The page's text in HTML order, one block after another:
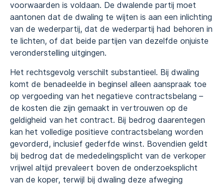
voorwaarden is voldaan. De dwalende partij moet
aantonen dat de dwaling te wijten is aan een inlichting
van de wederpartij, dat de wederpartij had behoren in
te lichten, of dat beide partijen van dezelfde onjuiste
veronderstelling uitgingen.
Het rechtsgevolg verschilt substantieel. Bij dwaling
komt de benadeelde in beginsel alleen aanspraak toe
op vergoeding van het negatieve contractsbelang –
de kosten die zijn gemaakt in vertrouwen op de
geldigheid van het contract. Bij bedrog daarentegen
kan het volledige positieve contractsbelang worden
gevorderd, inclusief gederfde winst. Bovendien geldt
bij bedrog dat de mededelingsplicht van de verkoper
vrijwel altijd prevaleert boven de onderzoeksplicht
van de koper, terwijl bij dwaling deze afweging